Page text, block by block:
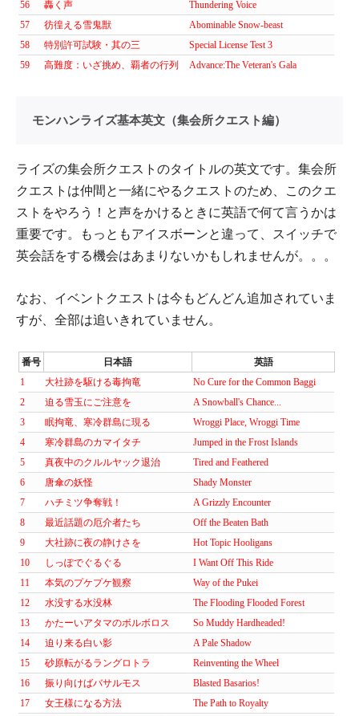
56 轟く声
Thundering Voice
57
彷徨える雪鬼獣
Abominable Snow-beast
58
特別許可試験・其の三
Special License Test 3
59
高難度：いざ挑め、覇者の行列 Advance:The Veteran's Gala
モンハンライズ基本英文（集会所クエスト編）
ライズの集会所クエストのタイトルの英文です。集会所
クエストは仲間と一緒にやるクエストのため、このクエ
ストをやろう！と声をかけるときに英語で何て言うかは
重要です。もっともアイスボーンと違って、スイッチで
英会話をする機会はあまりないかもしれませんが。。。
なお、イベントクエストは今もどんどん追加されていま
すが、全部は追いきれていません。
番号 日本語
英語
1
大社跡を駆ける毒拘竜
No Cure for the Common Baggi
2
迫る雪玉にご注意を
A Snowball's Chance...
3
眠拘竜、寒冷群島に現る
Wroggi Place, Wroggi Time
4
寒冷群島のカマイタチ
Jumped in the Frost Islands
5
真夜中のクルルヤック退治
Tired and Feathered
6
唐傘の妖怪
Shady Monster
7
ハチミツ争奪戦！
A Grizzly Encounter
8
最近話題の厄介者たち
Off the Beaten Bath
9
大社跡に夜の静けさを
Hot Topic Hooligans
10
しっぽでぐるぐる
I Want Off This Ride
11
本気のプケプケ観察
Way of the Pukei
12
水没する水没林
The Flooding Flooded Forest
13
かたーいアタマのボルボロス
So Muddy Hardheaded!
14
迫り来る白い影
A Pale Shadow
15
砂原転がるラングロトラ
Reinventing the Wheel
16
振り向けばバサルモス
Blasted Basarios!
17
女王様になる方法
The Path to Royalty